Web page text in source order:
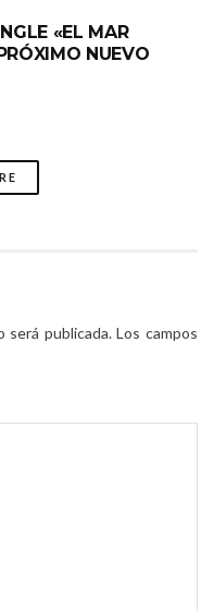
«EL MAR
NUEVO
será publicada. Los campos